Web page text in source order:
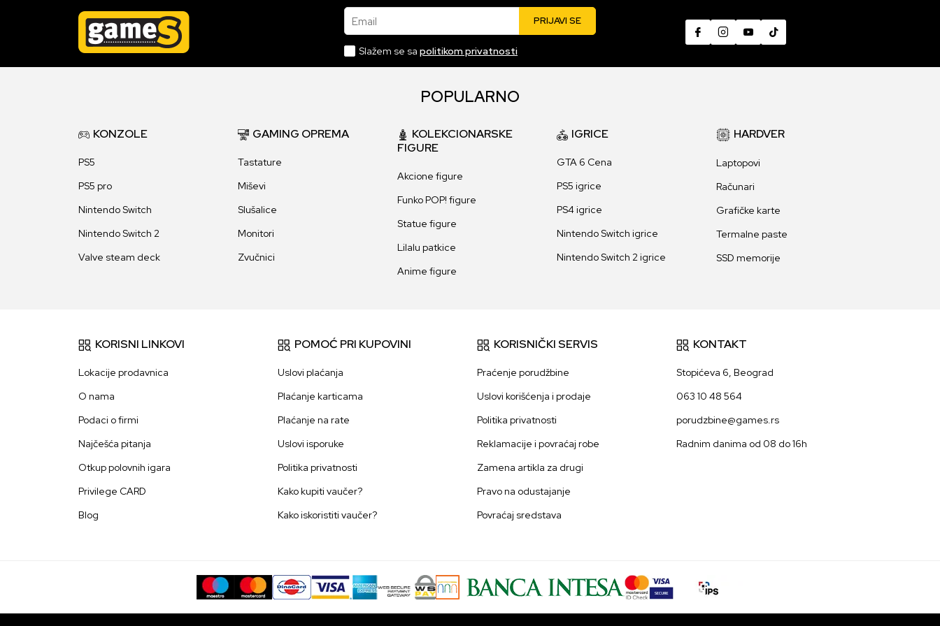
Email PRIJAVI SE
Slažem se sa politikom privatnosti
POPULARNO
KONZOLE
PS5
PS5 pro
Nintendo Switch
Nintendo Switch 2
Valve steam deck
GAMING OPREMA
Tastature
Miševi
Slušalice
Monitori
Zvučnici
KOLEKCIONARSKE
FIGURE
Akcione figure
Funko POP! figure
Statue figure
Lilalu patkice
Anime figure
IGRICE
GTA 6 Cena
PS5 igrice
PS4 igrice
Nintendo Switch igrice
Nintendo Switch 2 igrice
HARDVER
Laptopovi
Računari
Grafičke karte
Termalne paste
SSD memorije
KORISNI LINKOVI
Lokacije prodavnica
O nama
Podaci o firmi
Najčešća pitanja
Otkup polovnih igara
Privilege CARD
Blog
POMOĆ PRI KUPOVINI
Uslovi plaćanja
Plaćanje karticama
Plaćanje na rate
Uslovi isporuke
Politika privatnosti
Kako kupiti vaučer?
Kako iskoristiti vaučer?
KORISNIČKI SERVIS
Praćenje porudžbine
Uslovi korišćenja i prodaje
Politika privatnosti
Reklamacije i povraćaj robe
Zamena artikla za drugi
Pravo na odustajanje
Povraćaj sredstava
KONTAKT
Stopićeva 6, Beograd
063 10 48 564
porudzbine@games.rs
Radnim danima od 08 do 16h